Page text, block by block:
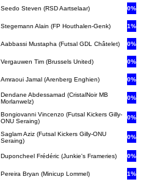
Seedo Steven (RSD Aartselaar) 0%
Stegemann Alain (FP Houthalen-Genk) 1%
Aabbassi Mustapha (Futsal GDL Châtelet) 0%
Vergauwen Tim (Brussels United) 0%
Amraoui Jamal (Arenberg Enghien) 0%
Dendane Abdessamad (CristalNoir MB
Morlanwelz)
0%
Bongiovanni Vincenzo (Futsal Kickers Gilly-
ONU Seraing)
0%
Saglam Aziz (Futsal Kickers Gilly-ONU
Seraing)
0%
Duponcheel Frédéric (Junkie's Frameries) 0%
Pereira Bryan (Minicup Lommel) 1%